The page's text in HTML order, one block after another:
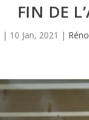
FIN DE
| 10 Jan, 2021 |